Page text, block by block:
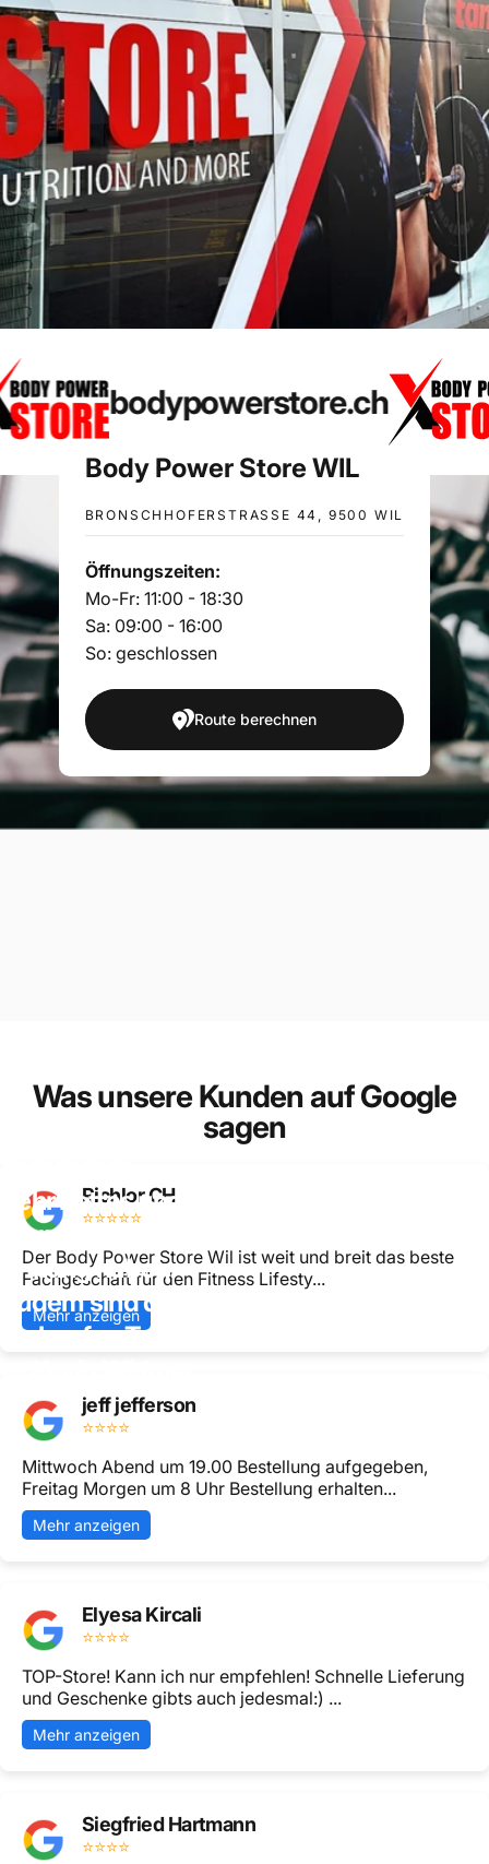
Body Power Store WIL
BRONSCHHOFERSTRASSE 44, 9500 WIL
Öffnungszeiten:
Mo-Fr: 11:00 - 18:30
Sa: 09:00 - 16:00
So: geschlossen
Route berechnen
bodypowerstore.ch
Sehr nettes und hilfsbereites Personal.
Man merkt direkt, dass sie wirklich
Ahnung haben.
Zudem sind die Produkte welche sie
verkaufen Top.
Was unsere Kunden auf Google
sagen
Richlor CH
⭐⭐⭐⭐⭐
Der Body Power Store Wil ist weit und breit das beste
Fachgeschäft für den Fitness Lifesty...
Mehr anzeigen
jeff jefferson
⭐⭐⭐⭐
Mittwoch Abend um 19.00 Bestellung aufgegeben,
Freitag Morgen um 8 Uhr Bestellung erhalten...
Mehr anzeigen
Elyesa Kircali
⭐⭐⭐⭐
TOP-Store! Kann ich nur empfehlen! Schnelle Lieferung
und Geschenke gibts auch jedesmal:) ...
Mehr anzeigen
Siegfried Hartmann
⭐⭐⭐⭐